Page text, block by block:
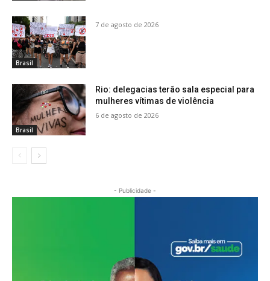
Brasil
7 de agosto de 2026
Brasil
Rio: delegacias terão sala especial para
mulheres vítimas de violência
6 de agosto de 2026
- Publicidade -